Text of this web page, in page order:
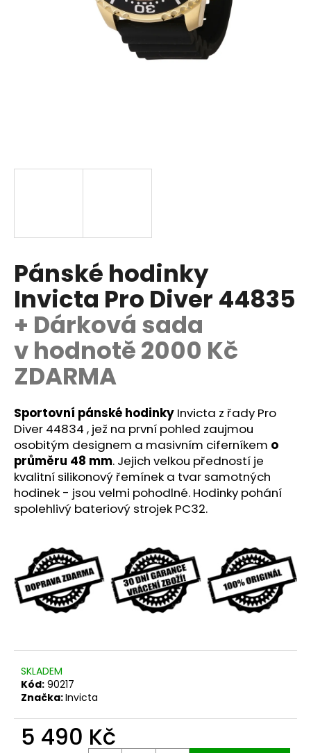
Pánské hodinky
Invicta Pro Diver 44835
+ Dárková sada
v hodnotě 2000 Kč
ZDARMA
Sportovní pánské hodinky Invicta z řady Pro
Diver 44834 , jež na první pohled zaujmou
osobitým designem a masivním ciferníkem o
průměru 48 mm. Jejich velkou předností je
kvalitní silikonový řemínek a tvar samotných
hodinek - jsou velmi pohodlné. Hodinky pohání
spolehlivý bateriový strojek PC32.
SKLADEM
Kód: 90217
Značka:Invicta
5 490 Kč
o
o
r
u
č
u
j
e
m
e